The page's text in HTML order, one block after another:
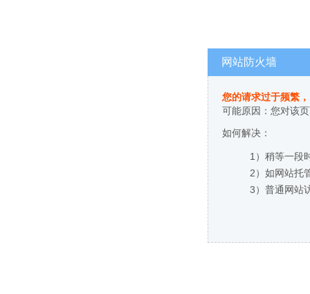
网站防火墙
您的请求过于频繁
可能原因：您对该
如何解决：
1）稍等一段
2）如网站托
3）普通网站